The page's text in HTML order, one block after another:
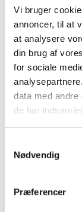
Vi bruger
annoncer, til at
at analysere
din brug af
for sociale
data med andre
de har
Nødvendig
Præferencer
omsatte sine
ideer, uden
journalistisk
baggrund,
med sans for
lyd, timing
stil
færdigt
Tid & sted:
kl. 17 – 19.